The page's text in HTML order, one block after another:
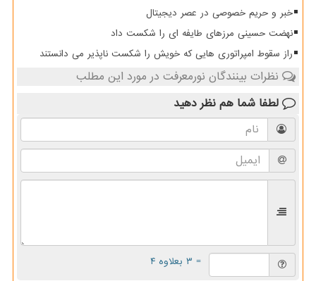
خبر و حریم خصوصی در عصر دیجیتال
نهضت حسینی مرزهای طایفه ای را شکست داد
راز سقوط امپراتوری هایی که خویش را شکست ناپذیر می دانستند
نظرات بینندگان نورمعرفت در مورد این مطلب
لطفا شما هم نظر دهید
= ۳ بعلاوه ۴